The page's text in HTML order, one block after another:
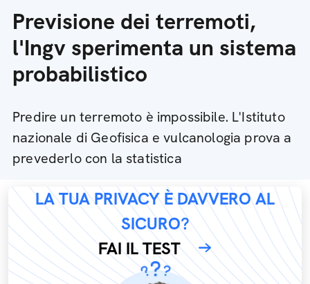
Previsione dei terremoti,
l'Ingv sperimenta un sistema
probabilistico
Predire un terremoto è impossibile. L'Istituto
nazionale di Geofisica e vulcanologia prova a
prevederlo con la statistica
LA TUA PRIVACY È DAVVERO AL
SICURO?
FAI IL TEST